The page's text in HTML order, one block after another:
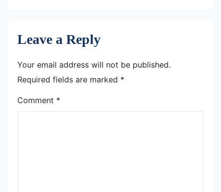
Leave a Reply
Your email address will not be published.
Required fields are marked *
Comment *